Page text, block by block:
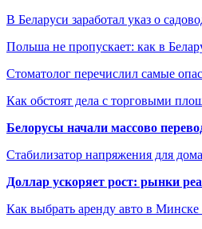
В Беларуси заработал указ о
Польша не пропускает: как в
Стоматолог перечислил самые
Как обстоят дела с торговыми
Белорусы начали массово
Стабилизатор напряжения для
Доллар ускоряет рост: рынки
Как выбрать аренду авто в